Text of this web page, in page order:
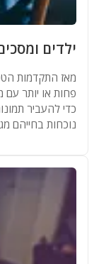
ילדים
מאז התקדמות
פחות או יותר
כדי להעביר
נוכחות בחייהם